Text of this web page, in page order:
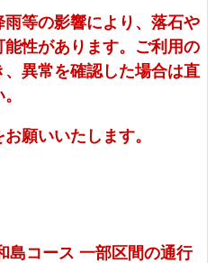
等の影響により、落石や
性があります。ご利用の
異常を確認した場合は直
願いいたします。
島コース 一部区間の通行